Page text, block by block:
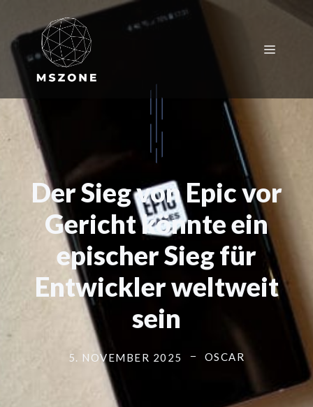
springen
Menü
Der Sieg von Epic vor
Gericht könnte ein
epischer Sieg für
Entwickler weltweit
sein
5. NOVEMBER 2025 OSCAR